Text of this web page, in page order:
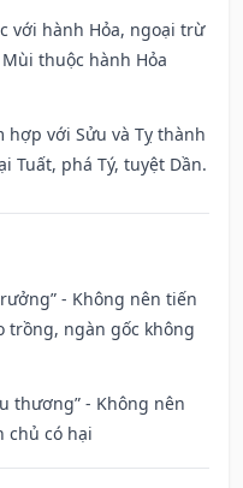
với hành Hỏa, ngoại trừ
thuộc hành Hỏa
với Sửu và Tỵ thành
Tuất, phá Tý, tuyệt Dần.
- Không nên tiến
trồng, ngàn gốc không
thương” - Không nên
chủ có hại